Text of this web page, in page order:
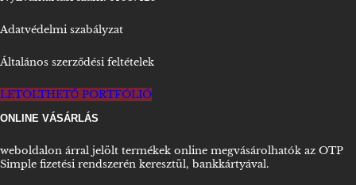
Adatvédelmi szabályzat
Általános szerződési feltételek
LETÖLTHETŐ PORTFÓLIÓ
ONLINE VÁSÁRLÁS
weboldalon árral jelölt termékek online megvásárolhatók az OTP
Simple fizetési rendszerén keresztül, bankkártyával.